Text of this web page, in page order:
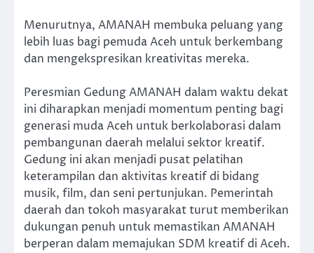
Menurutnya, AMANAH membuka peluang yang
lebih luas bagi pemuda Aceh untuk berkembang
dan mengekspresikan kreativitas mereka.
Peresmian Gedung AMANAH dalam waktu dekat
ini diharapkan menjadi momentum penting bagi
generasi muda Aceh untuk berkolaborasi dalam
pembangunan daerah melalui sektor kreatif.
Gedung ini akan menjadi pusat pelatihan
keterampilan dan aktivitas kreatif di bidang
musik, film, dan seni pertunjukan. Pemerintah
daerah dan tokoh masyarakat turut memberikan
dukungan penuh untuk memastikan AMANAH
berperan dalam memajukan SDM kreatif di Aceh.